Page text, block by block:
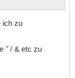
ich zu
" / & etc zu